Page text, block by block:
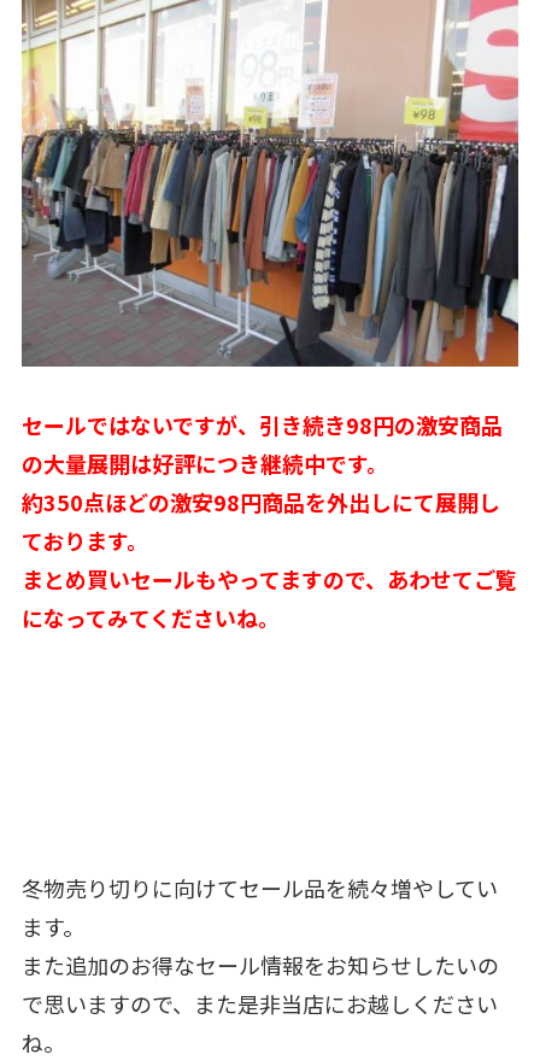
セールではないですが、引き続き98円の激安商品
の大量展開は好評につき継続中です。
約350点ほどの激安98円商品を外出しにて展開し
ております。
まとめ買いセールもやってますので、あわせてご覧
になってみてくださいね。
冬物売り切りに向けてセール品を続々増やしてい
ます。
また追加のお得なセール情報をお知らせしたいの
で思いますので、また是非当店にお越しください
ね。